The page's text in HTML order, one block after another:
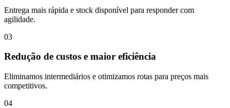
Entrega mais rápida e stock disponível para responder com
agilidade.
03
Redução de custos e maior eficiência
Eliminamos intermediários e otimizamos rotas para preços mais
competitivos.
04